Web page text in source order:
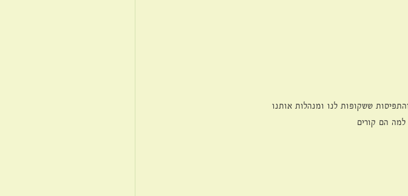
ששקופות לנו ומנהלות אותנו
למה הם קורים